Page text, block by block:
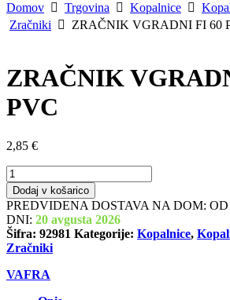
Domov
Trgovina Kopalnice
Zračniki
ZRAČNIK VGRADNI FI 60
ZRAČNIK
PVC
2,85 €
ZRAČNIK
VGRADNI
FI
60
PVC
količina
Dodaj v košarico
PREDVIDENA DOSTAVA NA DOM:
DNI: 20 avgusta 2026
Šifra: 92981 Kategorije: Kopalnice,
Zračniki
VAFRA